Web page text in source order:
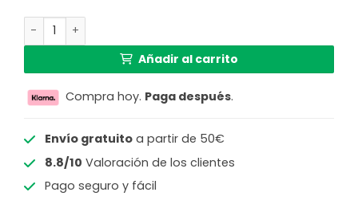
Base de lámpara de forma cónica dorada Light & Living
Añadir al carrito
Compra hoy. Paga después.
Envío gratuitoa partir de 50€
8.8/10 Valoración de los clientes
Pago seguro y fácil